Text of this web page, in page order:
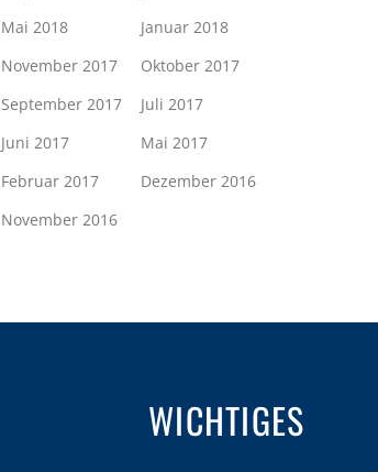
Mai 2018
Januar 2018
November 2017
Oktober 2017
September 2017
Juli 2017
Juni 2017
Mai 2017
Februar 2017
Dezember 2016
November 2016
WICHTIGES